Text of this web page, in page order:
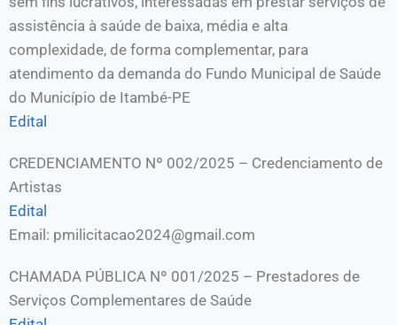
assistência à saúde de baixa, média e alta
complexidade, de forma complementar, para
atendimento da demanda do Fundo Municipal de Saúde
do Município de Itambé-PE
Edital
CREDENCIAMENTO Nº 002/2025 – Credenciamento de
Artistas
Edital
Email: pmilicitacao2024@gmail.com
CHAMADA PÚBLICA Nº 001/2025 – Prestadores de
Serviços Complementares de Saúde